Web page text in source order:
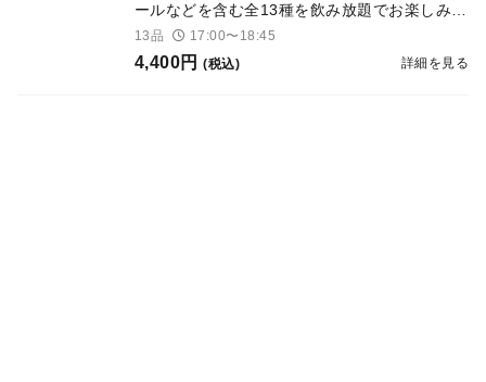
ールなどを含む全13種を飲み放題でお楽しみ頂
けるチャンスです！！！
13品 17:00〜18:45
4,400円 (税込) 詳細を見る